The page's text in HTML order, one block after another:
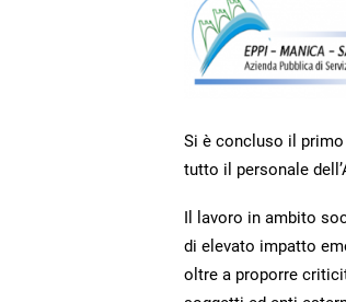
Si è concluso il
tutto il personale
Il lavoro in ambito
di elevato impatto
oltre a proporre